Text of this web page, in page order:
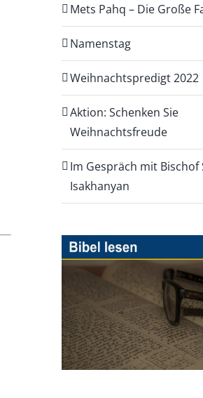
Mets Pahq – Die Große
Namenstag
Weihnachtspredigt 2022
Aktion: Schenken Sie
Weihnachtsfreude
Im Gespräch mit Bischof
Isakhanyan